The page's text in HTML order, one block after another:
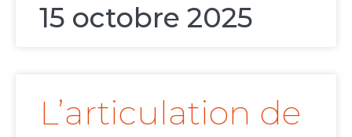
15 octobre 2025
L’articulation de